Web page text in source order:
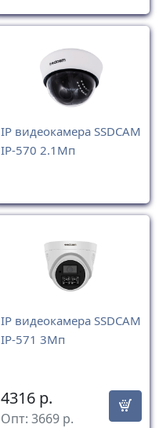
IP видеокамера SSDCAM
IP-570 2.1Мп
IP видеокамера SSDCAM
IP-571 3Мп
4316 р.
Опт: 3669 р.